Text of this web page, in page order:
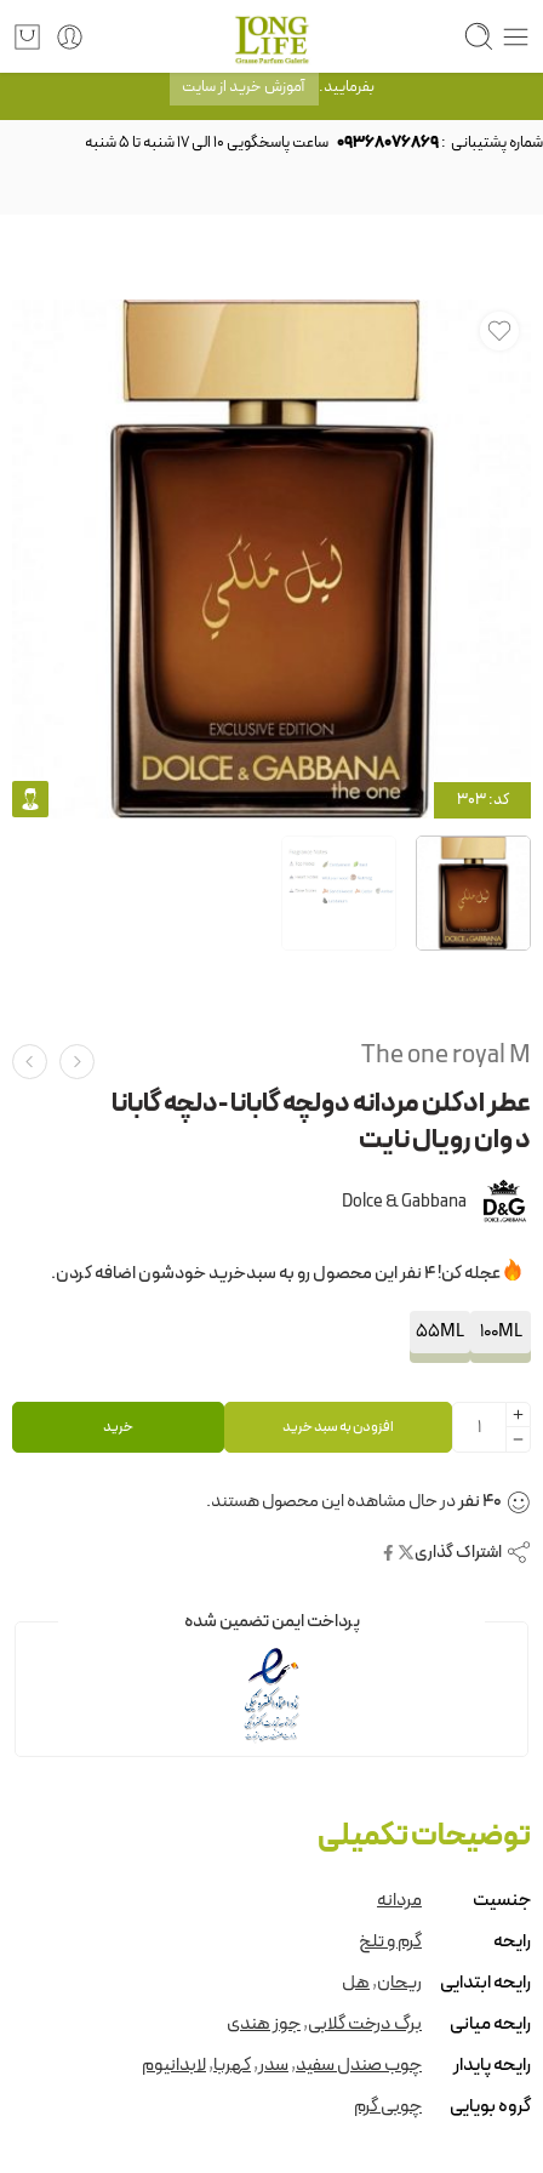
توجه! برند لانگ لایف رایحه های معروف را با شیشه و بسته بندی خود شرکت لانگ لایف
عرضه می کند.که با انتخاب حجم هر ادکلنی می توانید شیشه و بسته بندی را ملاحظه
بفرمایید. آموزش خرید از سایت
شماره پشتیبانی :09368076869
کد: 303
The one royal M
عطر ادکلن مردانه دولچه گابانا -دلچه گابانا
د وان رویال نایت
Dolce & Gabbana
عجله کن! 4 نفر این محصول رو به سبدخرید خودشون اضافه کردن.
100ML
55ML
افزودن به سبد خرید خرید
40نفردر حال مشاهده این محصول هستند.
اشتراک گذاری
پرداخت ایمن تضمین شده
توضیحات تکمیلی
جنسیت
مردانه
رایحه
گرم و تلخ
رایحه ابتدایی
ریحان,هل
رایحه میانی
برگ درخت گلابی,جوز هندی
رایحه پایدار
چوب صندل سفید,سدر,کهربا,لابدانیوم
گروه بویایی
چوبی گرم